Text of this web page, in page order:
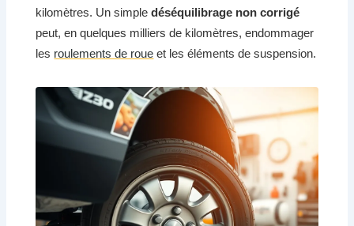
kilomètres. Un simpledéséquilibrage non corrigé
peut, en quelques milliers de kilomètres, endommager
les roulements de roue et les éléments de suspension.